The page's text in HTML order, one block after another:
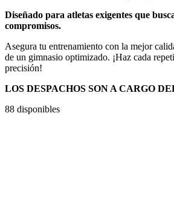
Diseñado para atletas exigentes que
compromisos.
Asegura tu entrenamiento con la mejor
de un gimnasio optimizado. ¡Haz cada
precisión!
LOS DESPACHOS SON A CARGO
88 disponibles